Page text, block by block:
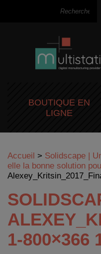
BOUTIQUE EN
LIGNE
Accueil > Solidscape |
elle la bonne solution
1-800×366